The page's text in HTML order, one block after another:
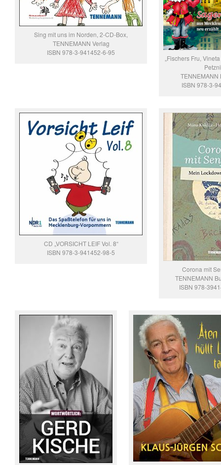
Sing mit uns im Norden, 2-CD-Box,
TENNEMANN Verlag
ISBN 978-3-941452-6-95
„Fischers Fru,
TENNEMANN
ISBN 978-3-
CD „VORSICHT LEIF Vol. 8“
ISBN 978-3-941452-98-5
Corona mit
TENNEMANN
ISBN 978-